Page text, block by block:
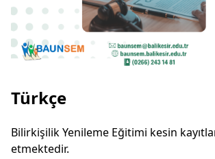
Türkçe
Bilirkişilik Yenileme Eğitimi kesin
etmektedir.